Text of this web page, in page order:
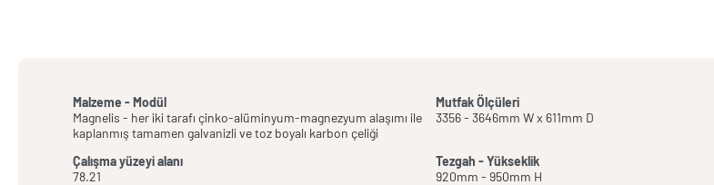
Malzeme - Modül
Magnelis - her iki tarafı çinko-alüminyum-magnezyum alaşımı ile
kaplanmış tamamen galvanizli ve toz boyalı karbon çeliği
Mutfak Ölçüleri
3356 - 3646mm W x 611mm D
Çalışma yüzeyi alanı
78.21
Tezgah - Yükseklik
920mm - 950mm H